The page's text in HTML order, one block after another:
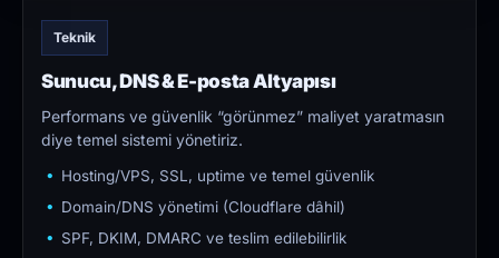
Teknik
Sunucu, DNS & E-posta Altyapısı
Performans ve güvenlik “görünmez” maliyet yaratmasın
diye temel sistemi yönetiriz.
Hosting/VPS, SSL, uptime ve temel güvenlik
Domain/DNS yönetimi (Cloudflare dâhil)
SPF, DKIM, DMARC ve teslim edilebilirlik